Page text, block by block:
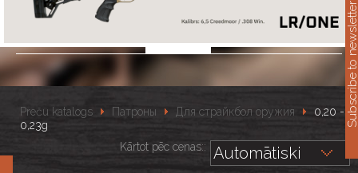
Preču katalogs Патроны Для cтрайкбол оружия
0,20 -
0,23g
Kārtot pēc cenas::
Subscribe